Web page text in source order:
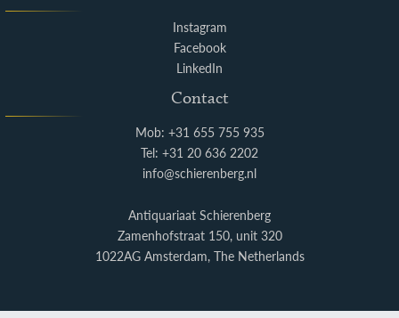
Instagram
Facebook
LinkedIn
Contact
Mob: +31 655 755 935
Tel: +31 20 636 2202
info@schierenberg.nl
Antiquariaat Schierenberg
Zamenhofstraat 150, unit 320
1022AG Amsterdam, The Netherlands